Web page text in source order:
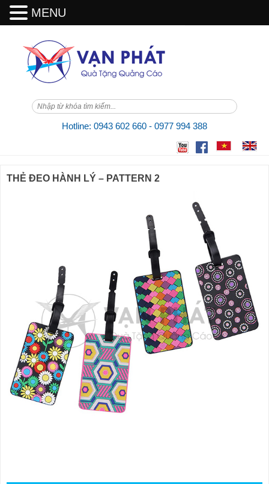
content
Hotline: 0943 602 660 - 0977 994 388
THẺ ĐEO HÀNH LÝ – PATTERN 2
MENU